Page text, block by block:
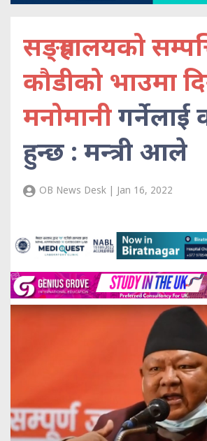
सङ्ग्रहालयको
कौडीको भाउमा
मनोमानीगर्नेलाई
हुन्छ : मन्त्री आले
OB News Desk | Jan 16, 2022